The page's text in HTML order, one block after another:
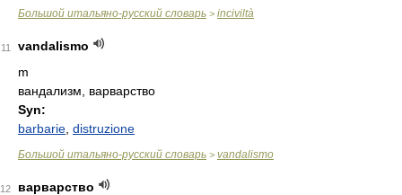
Большой итальяно-русский словарь > inciviltà
11
vandalismo
m
вандализм, варварство
Syn:
barbarie distruzione
Большой итальяно-русский словарь > vandalismo
12
варварство